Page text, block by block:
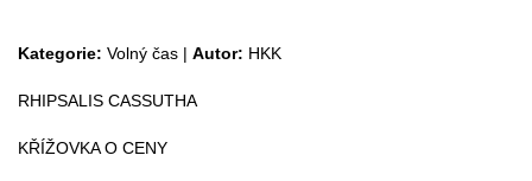
Kategorie: Volný čas | Autor: HKK
RHIPSALIS CASSUTHA
KŘÍŽOVKA O CENY